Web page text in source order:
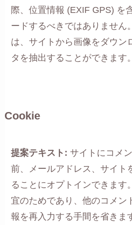
際、位置情報 (EXIF GPS) を
ードするべきではありません
は、サイトから画像をダウン
タを抽出することができます。
Cookie
提案テキスト:サイトにコメ
前、メールアドレス、サイト
ることにオプトインできます
宜のためであり、他のコメン
報を再入力する手間を省きま